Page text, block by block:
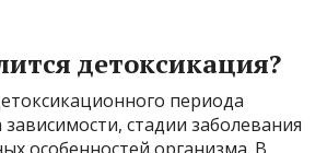
детоксикация?
периода
стадии заболевания